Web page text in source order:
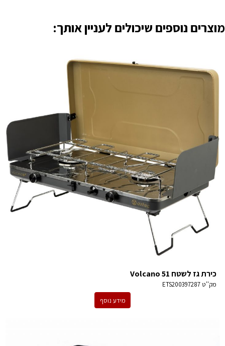
מוצרים נוספים שיכולים לעניין אותך:
כירת גז לשטח Volcano 51
מק''טETS200397287
מידע נוסף